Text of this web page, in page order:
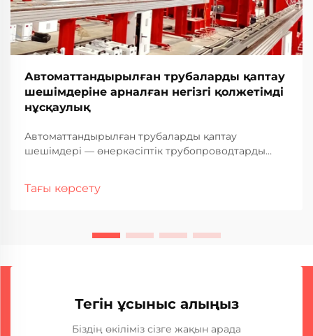
Автоматтандырылған трубаларды қаптау
шешімдеріне арналған негізгі қолжетімді
нұсқаулық
Автоматтандырылған трубаларды қаптау
шешімдері — өнеркәсіптік трубопроводтарды
қарағанда жоғары дәлдік, тиімділік және
Тағы көрсету
Тегін ұсыныс алыңыз
Біздің өкіліміз сізге жақын арада